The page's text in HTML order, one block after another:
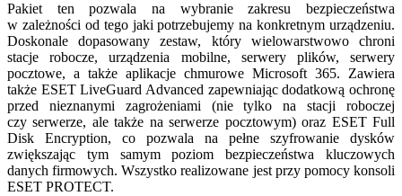
Pakiet ten pozwala na wybranie zakresu bezpieczeństwa
w zależności od tego jaki potrzebujemy na konkretnym urządzeniu.
Doskonale dopasowany zestaw, który wielowarstwowo chroni
stacje robocze, urządzenia mobilne, serwery plików, serwery
pocztowe, a także aplikacje chmurowe Microsoft 365. Zawiera
także ESET LiveGuard Advanced zapewniając dodatkową ochronę
przed nieznanymi zagrożeniami (nie tylko na stacji roboczej
czy serwerze, ale także na serwerze pocztowym) oraz ESET Full
Disk Encryption, co pozwala na pełne szyfrowanie dysków
zwiększając tym samym poziom bezpieczeństwa kluczowych
danych firmowych. Wszystko realizowane jest przy pomocy konsoli
ESET PROTECT.